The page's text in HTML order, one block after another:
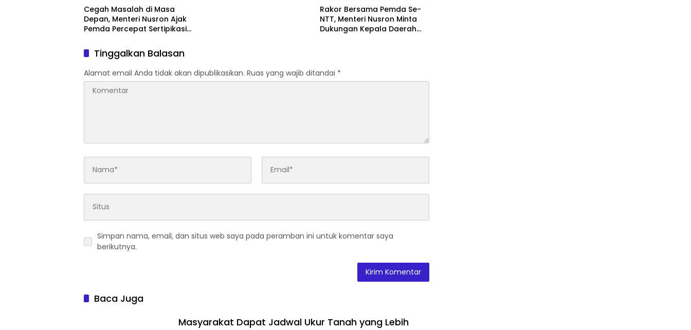
Cegah Masalah di Masa
Depan, Menteri Nusron Ajak
Pemda Percepat Sertipikasi
Rakor Bersama Pemda Se-
NTT, Menteri Nusron Minta
Dukungan Kepala Daerah
Tinggalkan Balasan
Alamat email Anda tidak akan dipublikasikan. Ruas yang wajib ditandai *
Simpan nama, email, dan situs web saya pada peramban ini untuk komentar saya
berikutnya.
Baca Juga
Masyarakat Dapat Jadwal Ukur Tanah yang Lebih